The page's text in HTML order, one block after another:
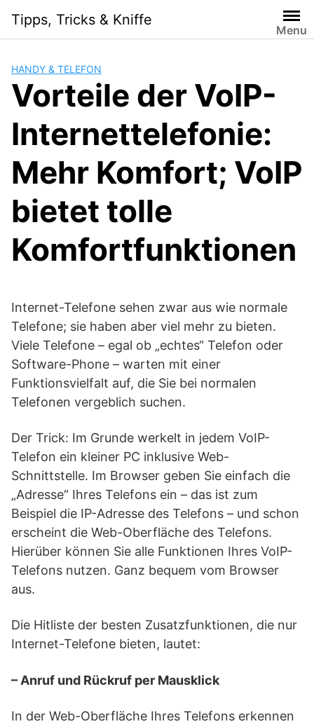
content
Tipps, Tricks & Kniffe
Menu
HANDY & TELEFON
Vorteile der VoIP-
Internettelefonie:
Mehr Komfort; VoIP
bietet tolle
Komfortfunktionen
Internet-Telefone sehen zwar aus wie normale
Telefone; sie haben aber viel mehr zu bieten.
Viele Telefone – egal ob „echtes“ Telefon oder
Software-Phone – warten mit einer
Funktionsvielfalt auf, die Sie bei normalen
Telefonen vergeblich suchen.
Der Trick: Im Grunde werkelt in jedem VoIP-
Telefon ein kleiner PC inklusive Web-
Schnittstelle. Im Browser geben Sie einfach die
„Adresse“ Ihres Telefons ein – das ist zum
Beispiel die IP-Adresse des Telefons – und schon
erscheint die Web-Oberfläche des Telefons.
Hierüber können Sie alle Funktionen Ihres VoIP-
Telefons nutzen. Ganz bequem vom Browser
aus.
Die Hitliste der besten Zusatzfunktionen, die nur
Internet-Telefone bieten, lautet:
– Anruf und Rückruf per Mausklick
In der Web-Oberfläche Ihres Telefons erkennen